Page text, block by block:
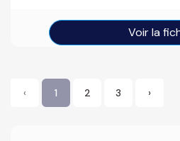
Voir la
‹ 1 2 3 ›